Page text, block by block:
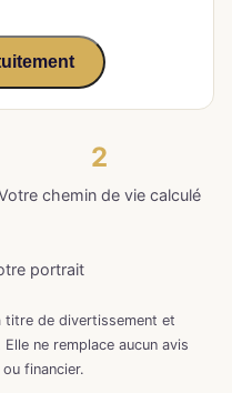
2
chemin de vie calculé
portrait
titre de divertissement et
ne remplace aucun avis
financier.